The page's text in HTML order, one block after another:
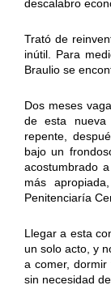
descalabro
Trató de
inútil. Para
Braulio se
Dos meses
de esta nueva
repente,
bajo un
acostumbrado
más
Penitenciaría
Llegar a esta
un solo acto, y
a comer, dormir
sin necesidad